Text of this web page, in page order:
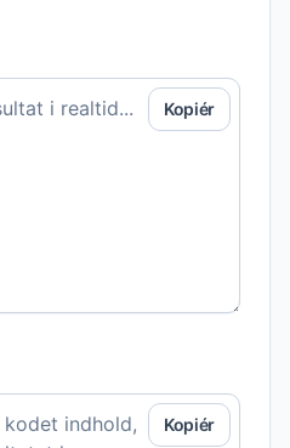
Kopiér
Kopiér